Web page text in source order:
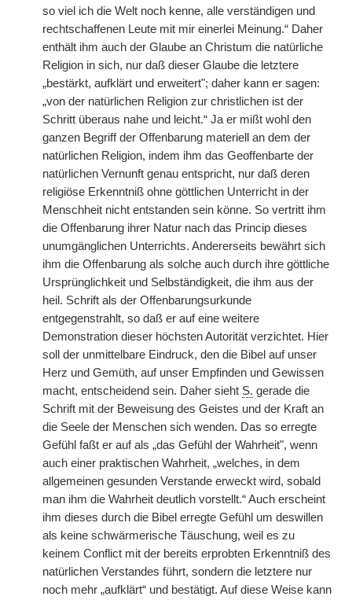
so viel ich die Welt noch kenne, alle verständigen und
rechtschaffenen Leute mit mir einerlei Meinung.“ Daher
enthält ihm auch der Glaube an Christum die natürliche
Religion in sich, nur daß dieser Glaube die letztere
„bestärkt, aufklärt und erweitert"; daher kann er sagen:
„von der natürlichen Religion zur christlichen ist der
Schritt überaus nahe und leicht.“ Ja er mißt wohl den
ganzen Begriff der Offenbarung materiell an dem der
natürlichen Religion, indem ihm das Geoffenbarte der
natürlichen Vernunft genau entspricht, nur daß deren
religiöse Erkenntniß ohne göttlichen Unterricht in der
Menschheit nicht entstanden sein könne. So vertritt ihm
die Offenbarung ihrer Natur nach das Princip dieses
unumgänglichen Unterrichts. Andererseits bewährt sich
ihm die Offenbarung als solche auch durch ihre göttliche
Ursprünglichkeit und Selbständigkeit, die ihm aus der
heil. Schrift als der Offenbarungsurkunde
entgegenstrahlt, so daß er auf eine weitere
Demonstration dieser höchsten Autorität verzichtet. Hier
soll der unmittelbare Eindruck, den die Bibel auf unser
Herz und Gemüth, auf unser Empfinden und Gewissen
macht, entscheidend sein. Daher sieht S. gerade die
Schrift mit der Beweisung des Geistes und der Kraft an
die Seele der Menschen sich wenden. Das so erregte
Gefühl faßt er auf als „das Gefühl der Wahrheit", wenn
auch einer praktischen Wahrheit, „welches, in dem
allgemeinen gesunden Verstande erweckt wird, sobald
man ihm die Wahrheit deutlich vorstellt.“ Auch erscheint
ihm dieses durch die Bibel erregte Gefühl um deswillen
als keine schwärmerische Täuschung, weil es zu
keinem Conflict mit der bereits erprobten Erkenntniß des
natürlichen Verstandes führt, sondern die letztere nur
noch mehr „aufklärt“ und bestätigt. Auf diese Weise kann